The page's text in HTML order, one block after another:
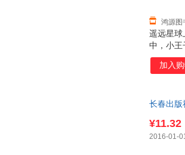
遥远星球
中，小王
家，ZUI
只奇怪
鸿源图
加入
长春出版
套，电子
¥11.32
2016-01-